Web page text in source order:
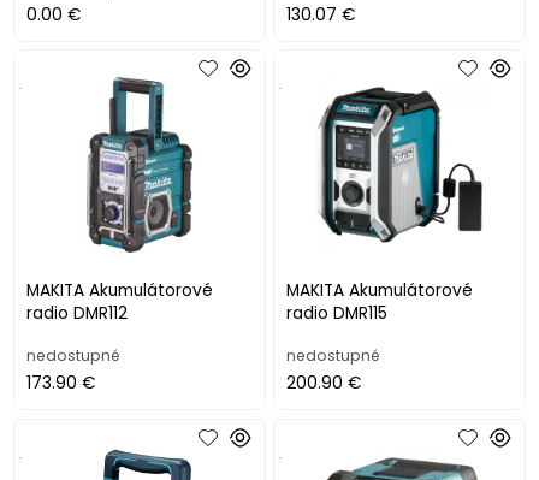
0.00 € 130.07 €
MAKITA Akumulátorové
radio DMR112
.
nedostupné
173.90 €
MAKITA Akumulátorové
radio DMR115
.
nedostupné
200.90 €
. .